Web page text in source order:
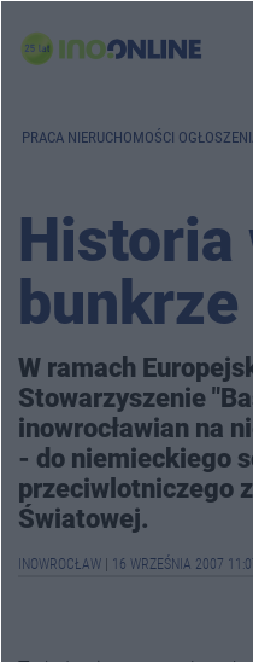
PRACA NIERUCHOMOŚCI
Historia
bunkrze
W ramach
Stowarzyszenie
inowrocławian na
- do niemieckiego
przeciwlotniczego
Światowej.
INOWROCŁAW 16 WRZEŚNIA 2007